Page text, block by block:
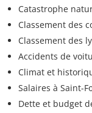
Catastrophe
Classement des
Classement des
Accidents de
Climat et
Salaires à Saint-
Dette et budget